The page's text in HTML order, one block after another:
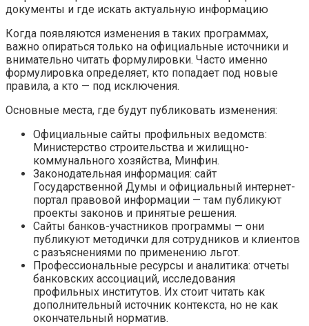
Когда появляются изменения в таких программах,
важно опираться только на официальные источники и
внимательно читать формулировки. Часто именно
формулировка определяет, кто попадает под новые
правила, а кто — под исключения.
Основные места, где будут публиковать изменения:
Официальные сайты профильных ведомств:
Министерство строительства и жилищно-
коммунального хозяйства, Минфин.
Законодательная информация: сайт
Государственной Думы и официальный интернет-
портал правовой информации — там публикуют
проекты законов и принятые решения.
Сайты банков-участников программы — они
публикуют методички для сотрудников и клиентов
с разъяснениями по применению льгот.
Профессиональные ресурсы и аналитика: отчеты
банковских ассоциаций, исследования
профильных институтов. Их стоит читать как
дополнительный источник контекста, но не как
окончательный норматив.